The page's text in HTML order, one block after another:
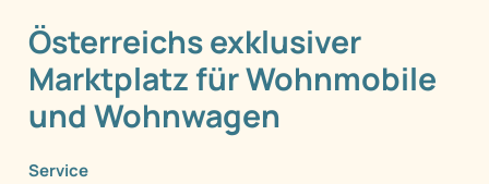
Österreichs exklusiver
Marktplatz für Wohnmobile
und Wohnwagen
Service